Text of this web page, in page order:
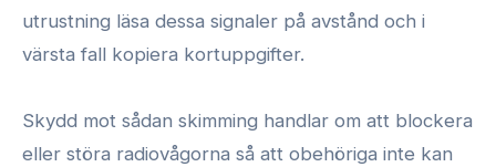
utrustning läsa dessa signaler på avstånd och i
värsta fall kopiera kortuppgifter.
Skydd mot sådan skimming handlar om att blockera
eller störa radiovågorna så att obehöriga inte kan